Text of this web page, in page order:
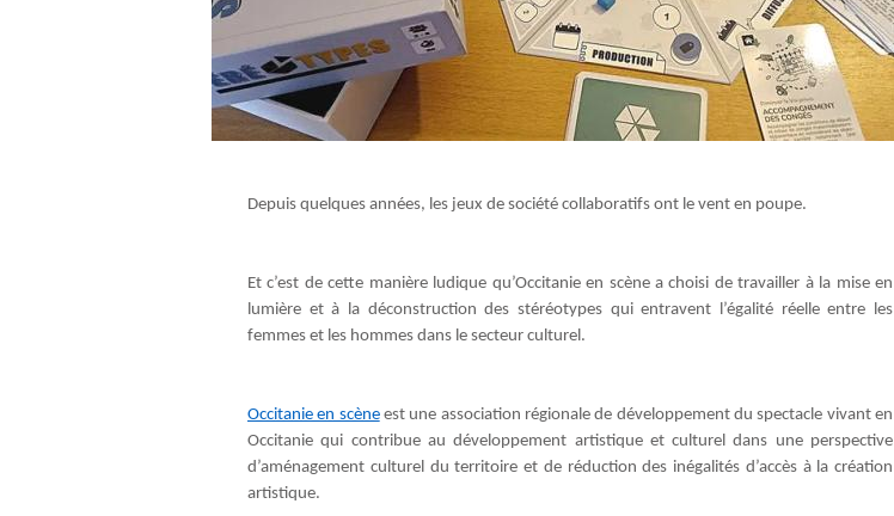
Depuis quelques années, les jeux de société collaboratifs ont le vent en poupe.
Et c’est de cette manière ludique qu’Occitanie en scène a choisi de travailler à la mise en
lumière et à la déconstruction des stéréotypes qui entravent l’égalité réelle entre les
femmes et les hommes dans le secteur culturel.
Occitanie en scèneest une association régionale de développement du spectacle vivant en
Occitanie qui contribue au développement artistique et culturel dans une perspective
d’aménagement culturel du territoire et de réduction des inégalités d’accès à la création
artistique.